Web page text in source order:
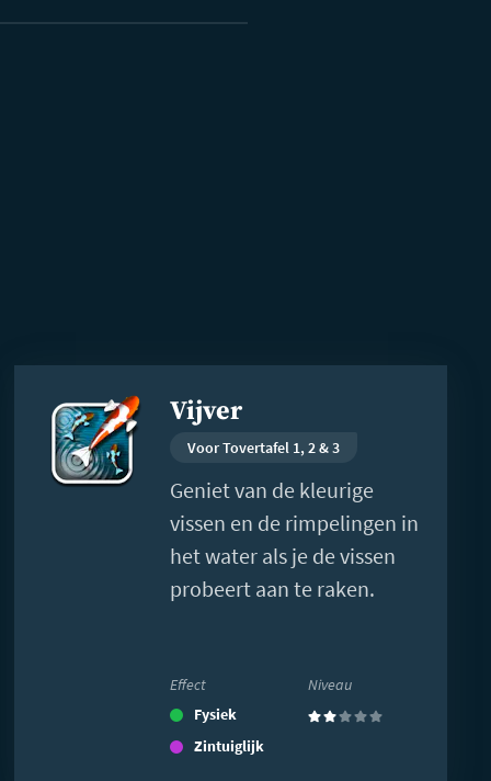
Vijver
Voor Tovertafel 1, 2 & 3
Geniet van de kleurige
vissen en de rimpelingen in
het water als je de vissen
probeert aan te raken.
Effect
Fysiek
Zintuiglijk
Niveau
(2)
meer